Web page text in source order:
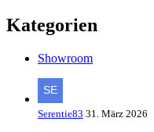
Kategorien
Showroom
Serentie83 31. März 2026